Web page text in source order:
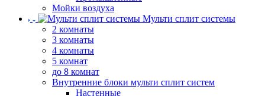
Мойки воздуха
Мульти сплит системы
2 комнаты
3 комнаты
4 комнаты
5 комнат
до 8 комнат
Внутренние блоки мульти сплит систем
Настенные